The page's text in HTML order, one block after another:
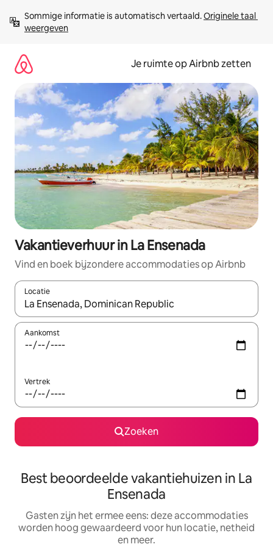
direct
naar
Sommige informatie is automatisch vertaald. Originele taal
weergeven
Je ruimte op Airbnb zetten
Vakantieverhuur in La Ensenada
Vind en boek bijzondere accommodaties op Airbnb
Locatie
Wanneer er suggesties beschikbaar zijn, maak je een keuze
Aankomst
Vertrek
Zoeken
Best beoordeelde vakantiehuizen in La
Ensenada
Gasten zijn het ermee eens: deze accommodaties
worden hoog gewaardeerd voor hun locatie, netheid
en meer.